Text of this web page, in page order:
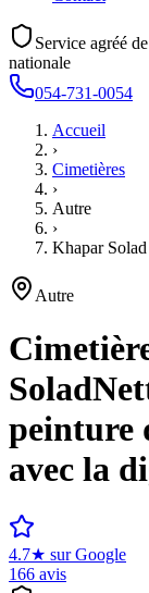
Service agréé
nationale
054-731-0054
Accueil
›
Cimetières
›
Autre
›
Khapar Solad
Autre
Solad
peinture
avec la
4.7★ sur Google
166 avis